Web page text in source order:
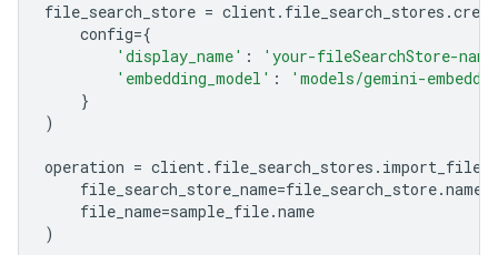
file_search_store = client. file_search_stores .
config={
'display_name' :
'your-fileSearchStore-
'embedding_model' :
'models/gemini-
}
)
operation = client. file_search_stores . import_file
file_search_store_name=file_search_store.name
file_name=sample_file.name
)